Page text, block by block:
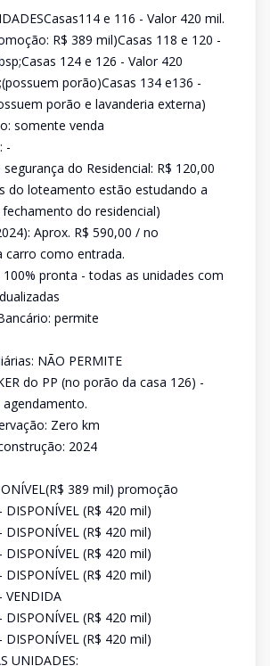
e 116 - Valor 420 mil.
R$ 389 mil)Casas 118 e 120 -
124 e 126 - Valor 420
porão)Casas 134 e136 -
porão e lavanderia externa)
somente venda
-
do Residencial: R$ 120,00
do loteamento estão estudando a
do residencial)
Aprox. R$ 590,00 / no
carro como entrada.
pronta - todas as unidades com
permite
NÃO PERMITE
do PP (no porão da casa 126) -
Zero km
2024
389 mil) promoção
DISPONÍVEL (R$ 420 mil)
DISPONÍVEL (R$ 420 mil)
DISPONÍVEL (R$ 420 mil)
DISPONÍVEL (R$ 420 mil)
VENDIDA
DISPONÍVEL (R$ 420 mil)
DISPONÍVEL (R$ 420 mil)
UNIDADES: